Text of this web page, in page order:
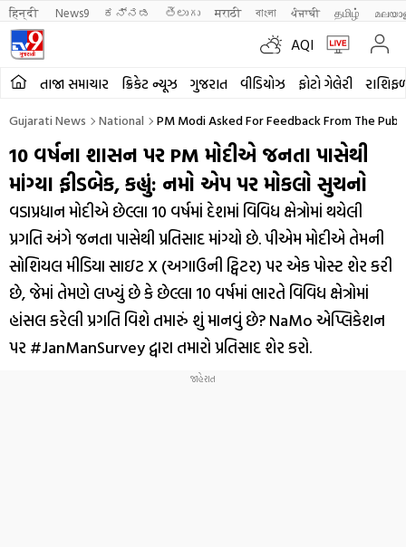
हिन्दी News9 ಕನ್ನಡ తెలుగు मराठी বাংলা ਪੰਜਾਬੀ தமிழ்
AQI
તાજા સમાચાર ક્રિકેટ ન્યૂઝ ગુજરાત વીડિયોઝ ફોટો ગેલેરી
Gujarati News National PM Modi Asked For Feedback From The
10 વર્ષના શાસન પર PM મોદીએ જનતા પાસેથી
માંગ્યા ફીડબેક, કહ્યું: નમો એપ પર મોકલો સુચનો
વડાપ્રધાન મોદીએ છેલ્લા 10 વર્ષમાં દેશમાં વિવિધ ક્ષેત્રોમાં થયેલી
પ્રગતિ અંગે જનતા પાસેથી પ્રતિસાદ માંગ્યો છે. પીએમ મોદીએ તેમની
સોશિયલ મીડિયા સાઇટ X (અગાઉની ટ્વિટર) પર એક પોસ્ટ શેર કરી
છે, જેમાં તેમણે લખ્યું છે કે છેલ્લા 10 વર્ષમાં ભારતે વિવિધ ક્ષેત્રોમાં
હાંસલ કરેલી પ્રગતિ વિશે તમારું શું માનવું છે? NaMo એપ્લિકેશન
પર #JanManSurvey દ્વારા તમારો પ્રતિસાદ શેર કરો.